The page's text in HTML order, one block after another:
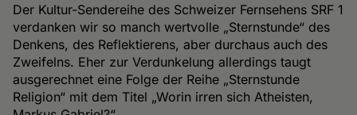
Der Kultur-Sendereihe des Schweizer Fernsehens SRF 1
verdanken wir so manch wertvolle „Sternstunde“ des
Denkens, des Reflektierens, aber durchaus auch des
Zweifelns. Eher zur Verdunkelung allerdings taugt
ausgerechnet eine Folge der Reihe „Sternstunde
Religion“ mit dem Titel „Worin irren sich Atheisten,